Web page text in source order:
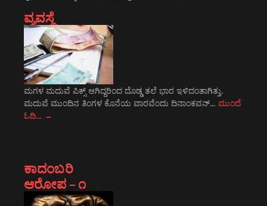
ವ್ಯವಸ್ಥೆ
ಮಗಳ ಮದುವೆ ಪಿಕ್ಸ್ ಆಗಿದ್ದರಿಂದ ದೊಡ್ಡ ತಲೆ ಭಾರ ಇಳಿದಂತಾಗಿತ್ತು.
ಮದುವೆ ಮುಂದಿನ ತಿಂಗಳ ಕೊನೆಯ ವಾರವೆಂದು ದಿನಾಂಕವನ್… ಮುಂದೆ
ಓದಿ… →
ಕಾದಂಬರಿ
ಆರೋಪ – ೧